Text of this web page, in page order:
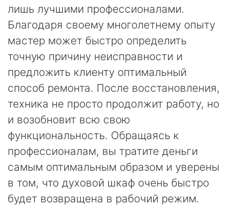
лишь лучшими профессионалами.
Благодаря своему многолетнему опыту
мастер может быстро определить
точную причину неисправности и
предложить клиенту оптимальный
способ ремонта. После восстановления,
техника не просто продолжит работу, но
и возобновит всю свою
функциональность. Обращаясь к
профессионалам, вы тратите деньги
самым оптимальным образом и уверены
в том, что духовой шкаф очень быстро
будет возвращена в рабочий режим.